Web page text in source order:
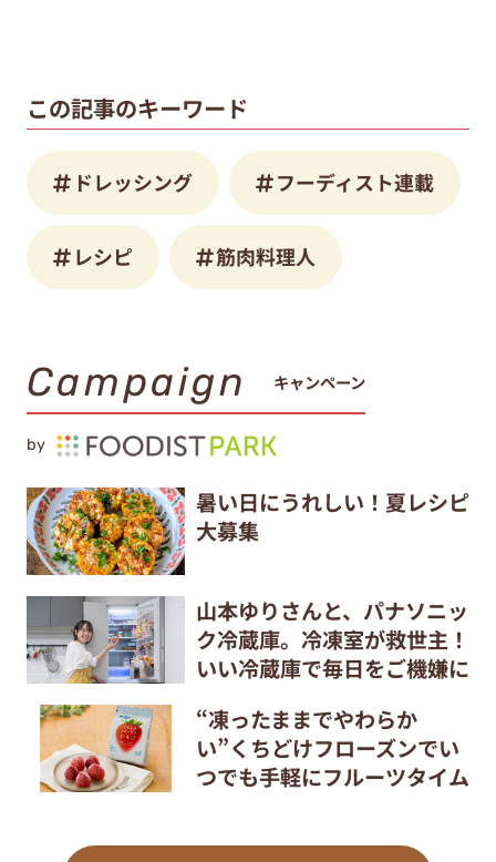
この記事のキーワード
ドレッシング フーディスト連載
レシピ 筋肉料理人
Campaign キャンペーン
by
暑い日にうれしい！夏レシピ
大募集
山本ゆりさんと、パナソニッ
ク冷蔵庫。冷凍室が救世主！
いい冷蔵庫で毎日をご機嫌に
“凍ったままでやわらか
い”くちどけフローズンでい
つでも手軽にフルーツタイム